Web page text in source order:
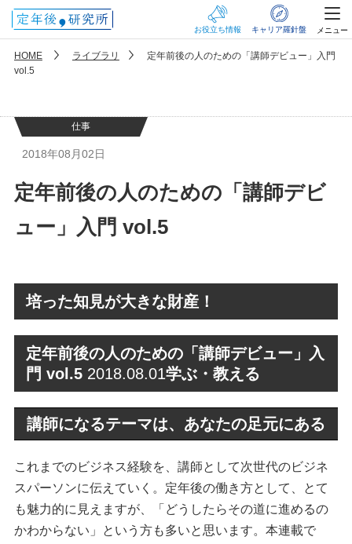
お役立ち情報 キャリア羅針盤 メニュー
HOME ライブラリ
定年前後の人のための「講師デビュー」入門
vol.5
仕事
2018年08月02日
定年前後の人のための「講師デビ
ュー」入門 vol.5
培った知見が大きな財産！
定年前後の人のための「講師デビュー」入
門 vol.5 2018.08.01学ぶ・教える
講師になるテーマは、あなたの足元にある
これまでのビジネス経験を、講師として次世代のビジネ
スパーソンに伝えていく。定年後の働き方として、とて
も魅力的に見えますが、「どうしたらその道に進めるの
かわからない」という方も多いと思います。本連載で